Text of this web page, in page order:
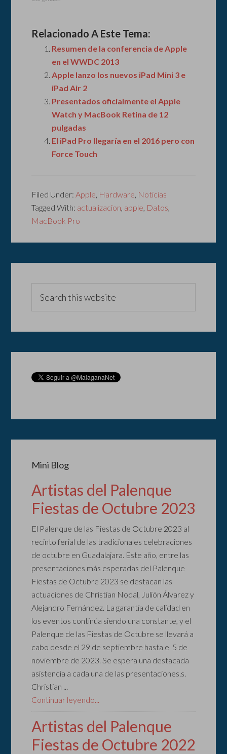
Relacionado A Este Tema:
Resumen de la conferencia de Apple
en el WWDC 2013
Apple lanzo los nuevos iPad Mini 3 e
iPad Air 2
Presentados oficialmente el Apple
Watch y MacBook Retina de 12
pulgadas
El iPad Pro llegaría en el 2016 pero con
Force Touch
Filed Under:Apple, Hardware, Noticias
Tagged With: actualizacion, apple, Datos,
MacBook Pro
Mini Blog
Artistas del Palenque
Fiestas de Octubre 2023
El Palenque de las Fiestas de Octubre 2023 al
recinto ferial de las tradicionales celebraciones
de octubre en Guadalajara. Este año, entre las
presentaciones más esperadas del Palenque
Fiestas de Octubre 2023 se destacan las
actuaciones de Christian Nodal, Julión Álvarez y
Alejandro Fernández. La garantía de calidad en
los eventos continúa siendo una constante, y el
Palenque de las Fiestas de Octubre se llevará a
cabo desde el 29 de septiembre hasta el 5 de
noviembre de 2023. Se espera una destacada
asistencia a cada una de las presentaciones.s.
Christian ...
Continuar leyendo...
Artistas del Palenque
Fiestas de Octubre 2022